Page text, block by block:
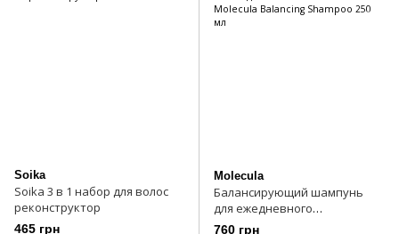
Soika
Soika 3 в 1 набор для волос
реконструктор
465 грн
Molecula
Балансирующий шампунь
для ежедневного
использования Molecula
760 грн